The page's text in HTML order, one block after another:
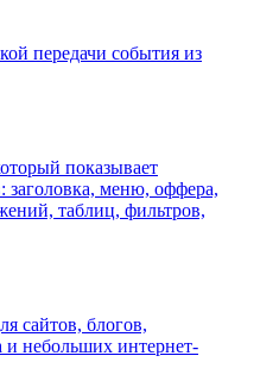
передачи события из
показывает
заголовка, меню, оффера,
таблиц, фильтров,
сайтов, блогов,
и небольших интернет-